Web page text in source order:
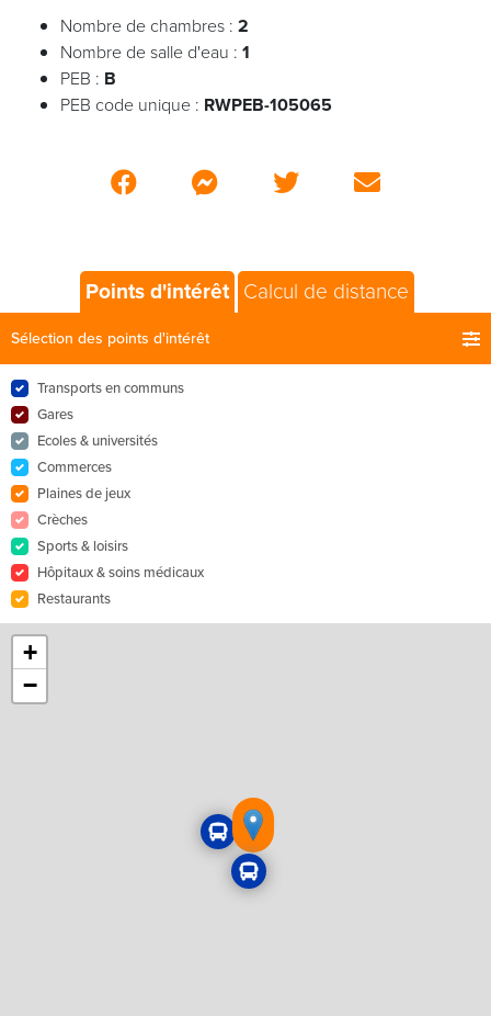
Nombre de chambres : 2
Nombre de salle d'eau : 1
PEB : B
PEB code unique : RWPEB-105065
Points d'intérêt Calcul de distance
Sélection des points d'intérêt
Transports en communs
Gares
Ecoles & universités
Commerces
Plaines de jeux
Crèches
Sports & loisirs
Hôpitaux & soins médicaux
Restaurants
+
−